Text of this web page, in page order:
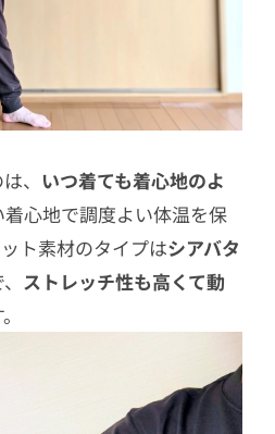
、 いつ着ても着心地のよ
着心地で調度よい体温を保
ト素材のタイプはシアバタ
ストレッチ性も高くて動